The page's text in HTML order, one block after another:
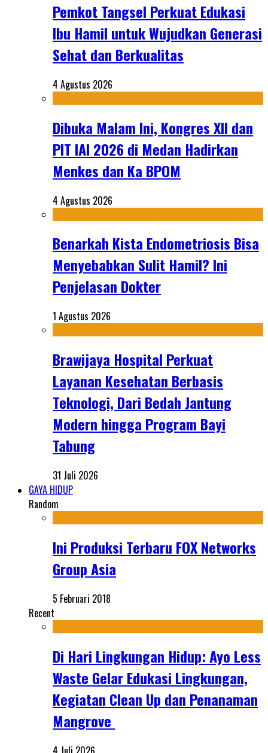
Pemkot Tangsel Perkuat Edukasi
Ibu Hamil untuk Wujudkan Generasi
Sehat dan Berkualitas
4 Agustus 2026
Dibuka Malam Ini, Kongres XII dan
PIT IAI 2026 di Medan Hadirkan
Menkes dan Ka BPOM
4 Agustus 2026
Benarkah Kista Endometriosis Bisa
Menyebabkan Sulit Hamil? Ini
Penjelasan Dokter
1 Agustus 2026
Brawijaya Hospital Perkuat
Layanan Kesehatan Berbasis
Teknologi, Dari Bedah Jantung
Modern hingga Program Bayi
Tabung
31 Juli 2026
GAYA HIDUP
Random
Ini Produksi Terbaru FOX Networks
Group Asia
5 Februari 2018
Recent
Di Hari Lingkungan Hidup: Ayo Less
Waste Gelar Edukasi Lingkungan,
Kegiatan Clean Up dan Penanaman
Mangrove